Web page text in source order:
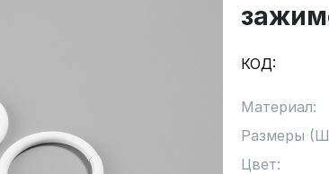
КОД:
Материал:
Размеры
Цвет: